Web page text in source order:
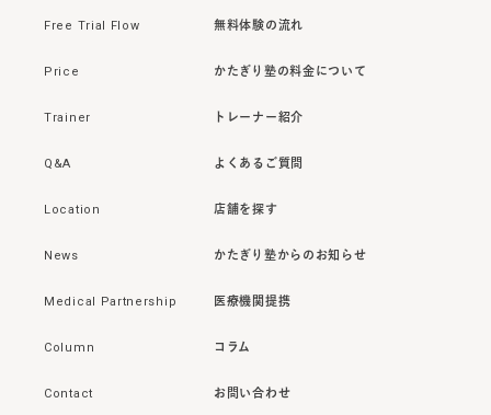
Free Trial Flow 無料体験の流れ
Price かたぎり塾の料金について
Trainer トレーナー紹介
Q&A よくあるご質問
Location 店舗を探す
News かたぎり塾からのお知らせ
Medical Partnership 医療機関提携
Column コラム
Contact お問い合わせ